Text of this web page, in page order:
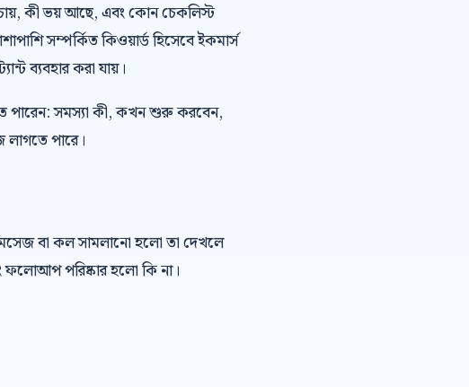
কী ভয় আছে, এবং কোন চেকলিস্ট
সম্পর্কিত কিওয়ার্ড হিসেবে ইকমার্স
ব্যবহার করা যায়।
পারেন: সমস্যা কী, কখন শুরু করবেন,
লাগতে পারে।
বা কল সামলানো হলো তা দেখলে
ফলোআপ পরিষ্কার হলো কি না।